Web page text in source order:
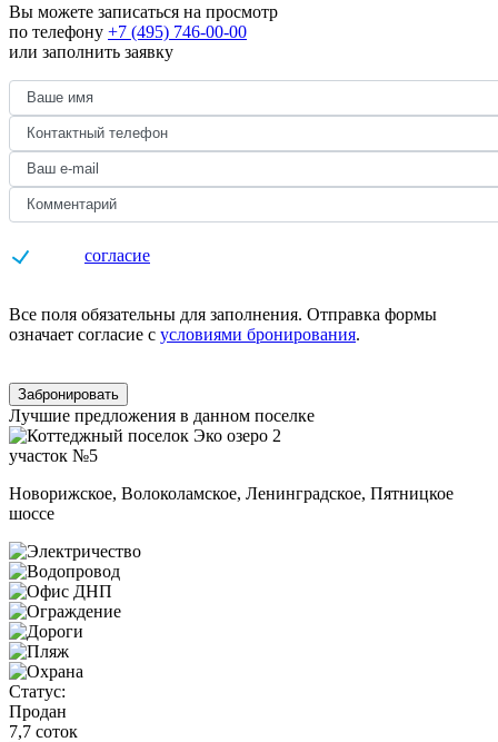
Вы можете записаться на просмотр
по телефону +7 (495) 746-00-00
или заполнить заявку
согласие
Все поля обязательны для заполнения. Отправка формы
означает согласие с условиями бронирования.
Забронировать
Лучшие предложения в данном поселке
участок №5
Новорижское, Волоколамское, Ленинградское, Пятницкое
шоссе
Статус:
Продан
7,7 соток